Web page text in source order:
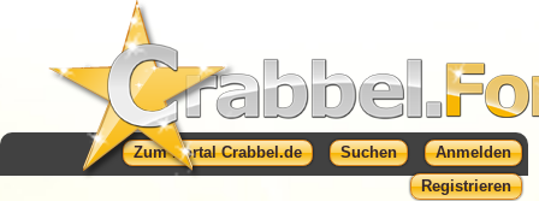
Zum Portal Crabbel.de Suchen
Anmelden
Registrieren